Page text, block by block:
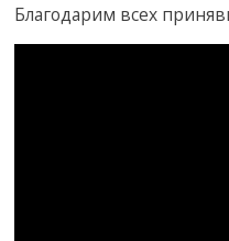
Благодарим всех